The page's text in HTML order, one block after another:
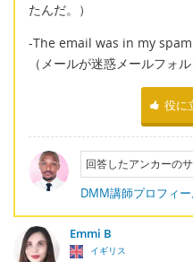
たんだ。）
-The email was in my
（メールが迷惑メールフォ
役に
回答したアンカーの
DMM講師プロフィ
Emmi B
イギリス